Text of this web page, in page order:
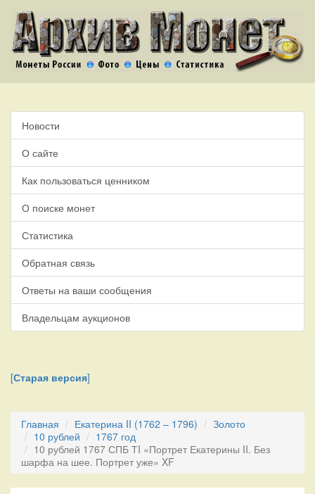
Новости
О сайте
Как пользоваться ценником
О поиске монет
Статистика
Обратная связь
Ответы на ваши сообщения
Владельцам аукционов
[Старая версия]
Главная Екатерина II (1762 – 1796)
Золото
10 рублей
1767 год
10 рублей 1767 СПБ ТI «Портрет Екатерины II. Без
шарфа на шее. Портрет уже» XF